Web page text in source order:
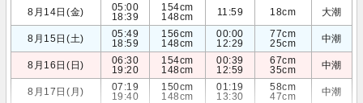
8月14日(金)
05:00
18:39
154cm
148cm
11:59 18cm 大潮
8月15日(土)
05:49
18:59
156cm
148cm
00:00
12:29
77cm
25cm
中潮
8月16日(日)
06:30
19:20
154cm
148cm
00:39
12:59
67cm
35cm
中潮
8月17日(月)
07:19
19:40
150cm
148cm
01:19
13:30
58cm
47cm
中潮